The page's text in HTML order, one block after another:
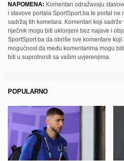
NAPOMENA: Komentari odražavaju
i stavove portala SportSport.ba te portal ne
sadržaj tih kometara. Komentari koji
riječnik mogu biti uklonjeni bez najave i
SportSport.ba da obriše sve komentare
mogućnost da među komentarima mogu
biti u suprotnosti sa vašim uvjerenjima.
POPULARNO